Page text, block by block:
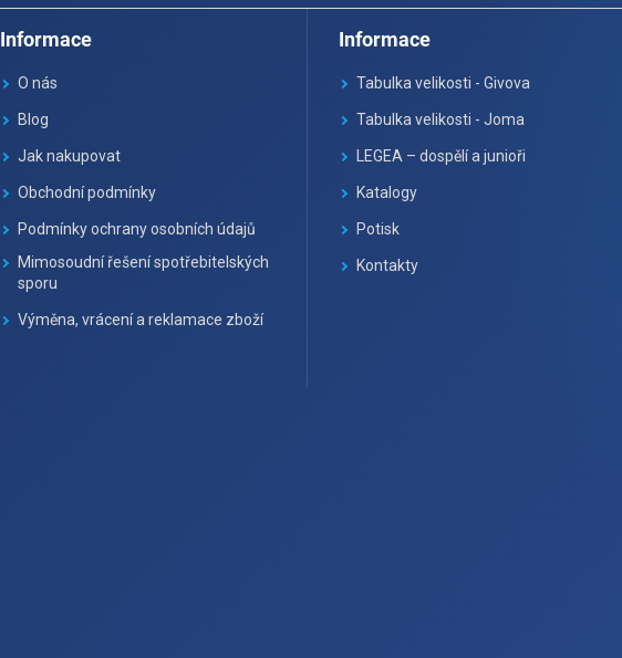
Informace
O nás
Blog
Jak nakupovat
Obchodní podmínky
Podmínky ochrany osobních údajů
Mimosoudní řešení spotřebitelských
sporu
Výměna, vrácení a reklamace zboží
Informace
Tabulka velikosti - Givova
Tabulka velikosti - Joma
LEGEA – dospělí a junioři
Katalogy
Potisk
Kontakty